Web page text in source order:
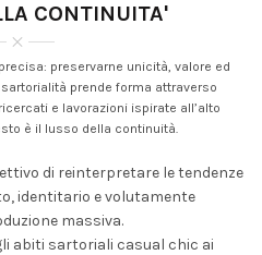
CONTINUITA'
preservarne unicità, valore ed
prende forma attraverso
e lavorazioni ispirate all’alto
è il lusso della continuità.
di reinterpretare le tendenze
identitario e volutamente
massiva.
abiti sartoriali casual chic ai